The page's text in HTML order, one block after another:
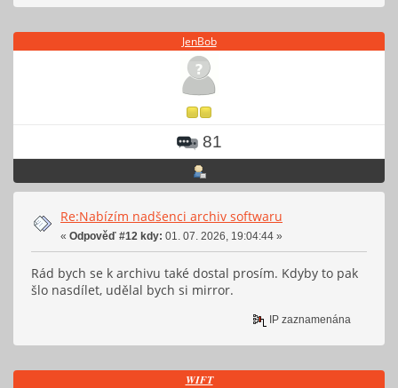
JenBob
81
Re:Nabízím nadšenci archiv softwaru
« Odpověď #12 kdy: 01. 07. 2026, 19:04:44 »
Rád bych se k archivu také dostal prosím. Kdyby to pak
šlo nasdílet, udělal bych si mirror.
IP zaznamenána
𝑾𝑰𝑭𝑻